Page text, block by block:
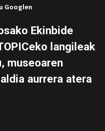
Googlen
Ekinbide
langileak
museoaren
aurrera atera